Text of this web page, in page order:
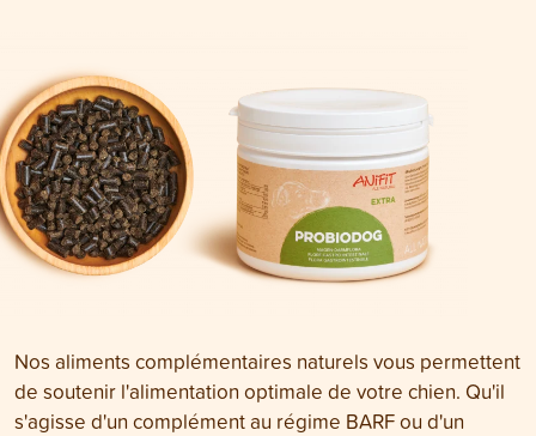
Nos aliments complémentaires naturels vous permettent
de soutenir l'alimentation optimale de votre chien. Qu'il
s'agisse d'un complément au régime BARF ou d'un